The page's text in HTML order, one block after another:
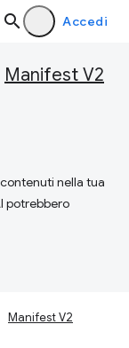
Accedi
Manifest V2
nella tua
potrebbero
Manifest V2